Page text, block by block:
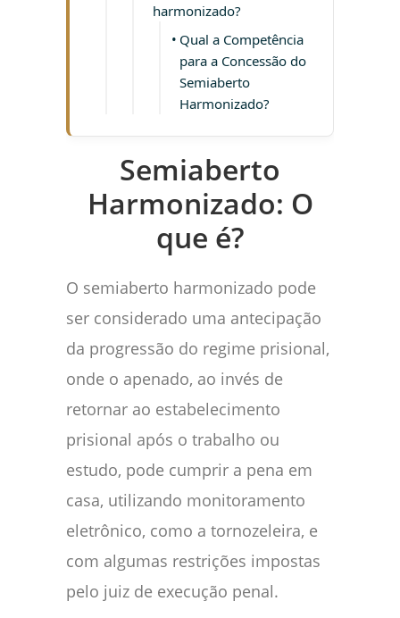
harmonizado?
Qual a Competência
para a Concessão do
Semiaberto
Harmonizado?
Semiaberto
Harmonizado: O
que é?
O semiaberto harmonizado pode
ser considerado uma antecipação
da progressão do regime prisional,
onde o apenado, ao invés de
retornar ao estabelecimento
prisional após o trabalho ou
estudo, pode cumprir a pena em
casa, utilizando monitoramento
eletrônico, como a tornozeleira, e
com algumas restrições impostas
pelo juiz de execução penal.